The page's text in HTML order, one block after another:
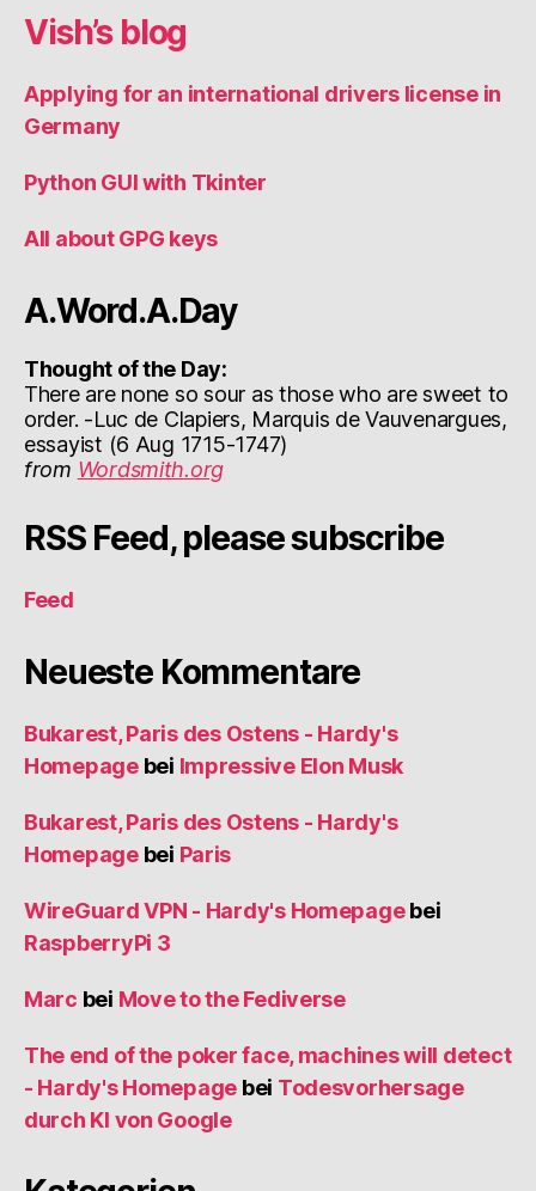
Vish’s blog
Applying for an international drivers license in
Germany
Python GUI with Tkinter
All about GPG keys
A.Word.A.Day
Thought of the Day:
There are none so sour as those who are sweet to
order. -Luc de Clapiers, Marquis de Vauvenargues,
essayist (6 Aug 1715-1747)
from Wordsmith.org
RSS Feed, please subscribe
Feed
Neueste Kommentare
Bukarest, Paris des Ostens - Hardy's
Homepagebei Impressive Elon Musk
Bukarest, Paris des Ostens - Hardy's
Homepagebei Paris
WireGuard VPN - Hardy's Homepagebei
RaspberryPi 3
Marc bei Move to the Fediverse
The end of the poker face, machines will detect
- Hardy's Homepage bei Todesvorhersage
durch KI von Google